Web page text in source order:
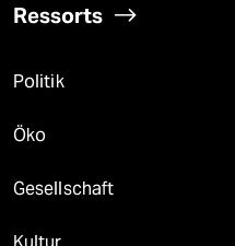
Ressorts
Politik
Öko
Gesellschaft